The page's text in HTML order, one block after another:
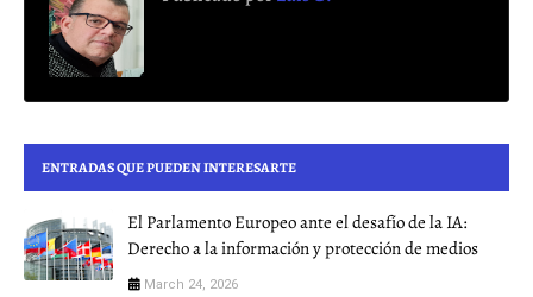
ENTRADAS QUE PUEDEN INTERESARTE
El Parlamento Europeo ante el desafío de la IA:
Derecho a la información y protección de medios
March 24, 2026